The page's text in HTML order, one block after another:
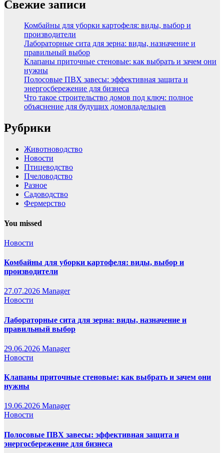
Свежие записи
Комбайны для уборки картофеля: виды, выбор и
производители
Лабораторные сита для зерна: виды, назначение и
правильный выбор
Клапаны приточные стеновые: как выбрать и зачем они
нужны
Полосовые ПВХ завесы: эффективная защита и
энергосбережение для бизнеса
Что такое строительство домов под ключ: полное
объяснение для будущих домовладельцев
Рубрики
Животноводство
Новости
Птицеводство
Пчеловодство
Разное
Садоводство
Фермерство
You missed
Новости
Комбайны для уборки картофеля: виды, выбор и
производители
27.07.2026 Manager
Новости
Лабораторные сита для зерна: виды, назначение и
правильный выбор
29.06.2026 Manager
Новости
Клапаны приточные стеновые: как выбрать и зачем они
нужны
19.06.2026 Manager
Новости
Полосовые ПВХ завесы: эффективная защита и
энергосбережение для бизнеса